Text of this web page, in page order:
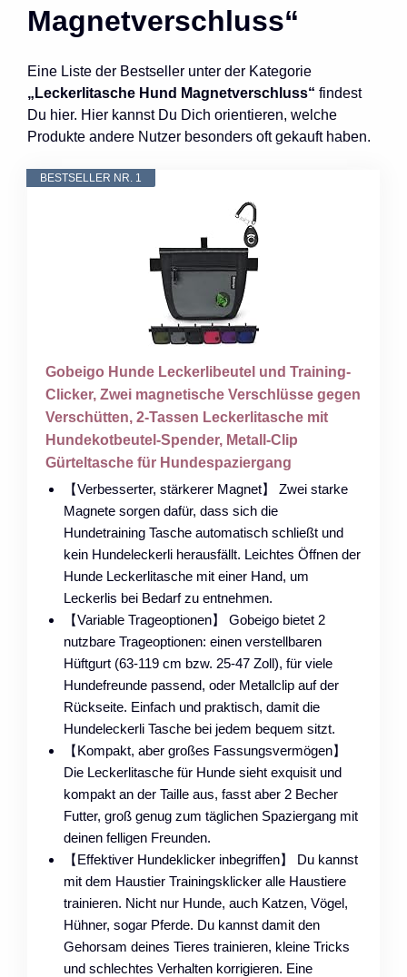
Magnetverschluss“
Eine Liste der Bestseller unter der Kategorie
„Leckerlitasche Hund Magnetverschluss“ findest
Du hier. Hier kannst Du Dich orientieren, welche
Produkte andere Nutzer besonders oft gekauft haben.
BESTSELLER NR. 1
Gobeigo Hunde Leckerlibeutel und Training-
Clicker, Zwei magnetische Verschlüsse gegen
Verschütten, 2-Tassen Leckerlitasche mit
Hundekotbeutel-Spender, Metall-Clip
Gürteltasche für Hundespaziergang
【Verbesserter, stärkerer Magnet】 Zwei starke
Magnete sorgen dafür, dass sich die
Hundetraining Tasche automatisch schließt und
kein Hundeleckerli herausfällt. Leichtes Öffnen der
Hunde Leckerlitasche mit einer Hand, um
Leckerlis bei Bedarf zu entnehmen.
【Variable Trageoptionen】 Gobeigo bietet 2
nutzbare Trageoptionen: einen verstellbaren
Hüftgurt (63-119 cm bzw. 25-47 Zoll), für viele
Hundefreunde passend, oder Metallclip auf der
Rückseite. Einfach und praktisch, damit die
Hundeleckerli Tasche bei jedem bequem sitzt.
【Kompakt, aber großes Fassungsvermögen】
Die Leckerlitasche für Hunde sieht exquisit und
kompakt an der Taille aus, fasst aber 2 Becher
Futter, groß genug zum täglichen Spaziergang mit
deinen felligen Freunden.
【Effektiver Hundeklicker inbegriffen】 Du kannst
mit dem Haustier Trainingsklicker alle Haustiere
trainieren. Nicht nur Hunde, auch Katzen, Vögel,
Hühner, sogar Pferde. Du kannst damit den
Gehorsam deines Tieres trainieren, kleine Tricks
und schlechtes Verhalten korrigieren. Eine